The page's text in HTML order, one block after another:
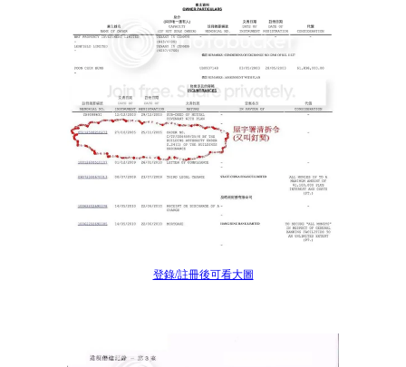
登錄/註冊後可看大圖